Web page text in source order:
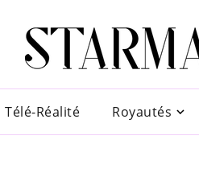
Télé-Réalité Royautés